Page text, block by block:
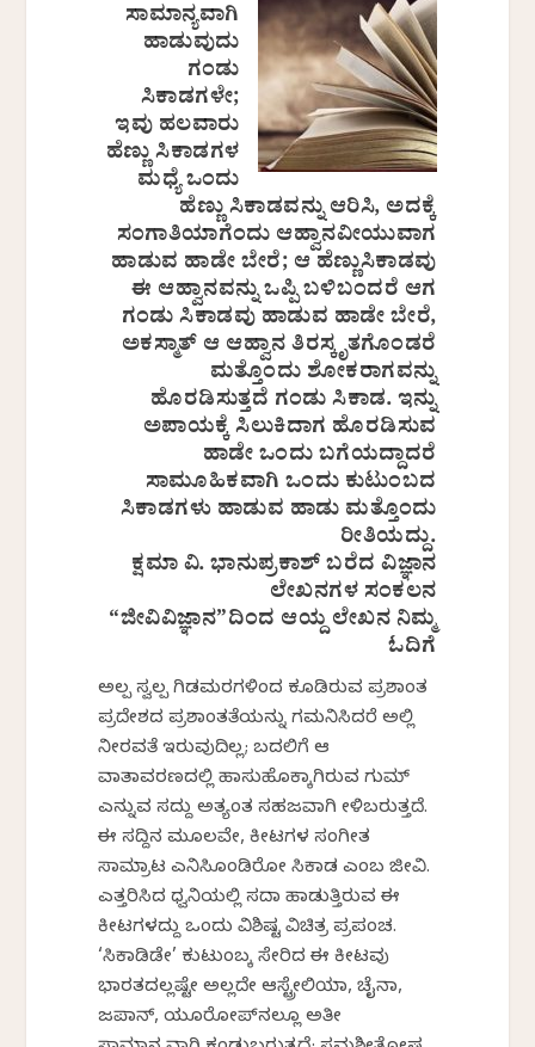
ಸಾಮಾನ್ಯವಾಗಿ
ಹಾಡುವುದು
ಗಂಡು
ಸಿಕಾಡಗಳೇ;
ಇವು ಹಲವಾರು
ಹೆಣ್ಣು ಸಿಕಾಡಗಳ
ಮಧ್ಯೆ ಒಂದು
ಹೆಣ್ಣು ಸಿಕಾಡವನ್ನು ಆರಿಸಿ, ಅದಕ್ಕೆ
ಸಂಗಾತಿಯಾಗೆಂದು ಆಹ್ವಾನವೀಯುವಾಗ
ಹಾಡುವ ಹಾಡೇ ಬೇರೆ; ಆ ಹೆಣ್ಣುಸಿಕಾಡವು
ಈ ಆಹ್ವಾನವನ್ನು ಒಪ್ಪಿ ಬಳಿಬಂದರೆ ಆಗ
ಗಂಡು ಸಿಕಾಡವು ಹಾಡುವ ಹಾಡೇ ಬೇರೆ,
ಅಕಸ್ಮಾತ್ ಆ ಆಹ್ವಾನ ತಿರಸ್ಕೃತಗೊಂಡರೆ
ಮತ್ತೊಂದು ಶೋಕರಾಗವನ್ನು
ಹೊರಡಿಸುತ್ತದೆ ಗಂಡು ಸಿಕಾಡ. ಇನ್ನು
ಅಪಾಯಕ್ಕೆ ಸಿಲುಕಿದಾಗ ಹೊರಡಿಸುವ
ಹಾಡೇ ಒಂದು ಬಗೆಯದ್ದಾದರೆ
ಸಾಮೂಹಿಕವಾಗಿ ಒಂದು ಕುಟುಂಬದ
ಸಿಕಾಡಗಳು ಹಾಡುವ ಹಾಡು ಮತ್ತೊಂದು
ರೀತಿಯದ್ದು.
ಕ್ಷಮಾ ವಿ. ಭಾನುಪ್ರಕಾಶ್‌ ಬರೆದ ವಿಜ್ಞಾನ
ಲೇಖನಗಳ ಸಂಕಲನ
“ಜೀವಿವಿಜ್ಞಾನ”ದಿಂದ ಆಯ್ದ ಲೇಖನ ನಿಮ್ಮ
ಓದಿಗೆ
ಅಲ್ಪ ಸ್ವಲ್ಪ ಗಿಡಮರಗಳಿಂದ ಕೂಡಿರುವ ಪ್ರಶಾಂತ
ಪ್ರದೇಶದ ಪ್ರಶಾಂತತೆಯನ್ನು ಗಮನಿಸಿದರೆ ಅಲ್ಲಿ
ನೀರವತೆ ಇರುವುದಿಲ್ಲ; ಬದಲಿಗೆ ಆ
ವಾತಾವರಣದಲ್ಲಿ ಹಾಸುಹೊಕ್ಕಾಗಿರುವ ಗುಮ್
ಎನ್ನುವ ಸದ್ದು ಅತ್ಯಂತ ಸಹಜವಾಗಿ ಕೇಳಿಬರುತ್ತದೆ.
ಈ ಸದ್ದಿನ ಮೂಲವೇ, ಕೀಟಗಳ ಸಂಗೀತ
ಸಾಮ್ರಾಟ ಎನಿಸಿಕೊಂಡಿರೋ ಸಿಕಾಡ ಎಂಬ ಜೀವಿ.
ಎತ್ತರಿಸಿದ ಧ್ವನಿಯಲ್ಲಿ ಸದಾ ಹಾಡುತ್ತಿರುವ ಈ
ಕೀಟಗಳದ್ದು ಒಂದು ವಿಶಿಷ್ಟ ವಿಚಿತ್ರ ಪ್ರಪಂಚ.
‘ಸಿಕಾಡಿಡೇ’ ಕುಟುಂಬಕ್ಕೆ ಸೇರಿದ ಈ ಕೀಟವು
ಭಾರತದಲ್ಲಷ್ಟೇ ಅಲ್ಲದೇ ಆಸ್ಟ್ರೇಲಿಯಾ, ಚೈನಾ,
ಜಪಾನ್, ಯೂರೋಪ್‍ನಲ್ಲೂ ಅತೀ